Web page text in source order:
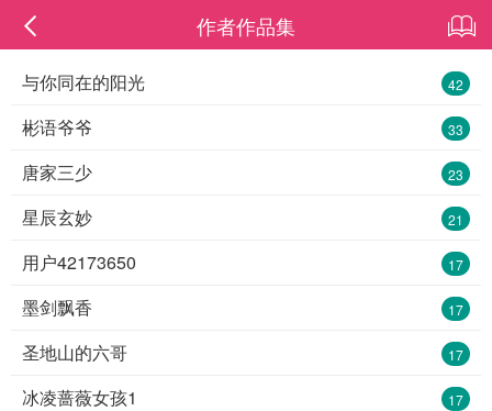
作者作品集
42
与你同在的阳光
33
彬语爷爷
23
唐家三少
21
星辰玄妙
17
用户42173650
17
墨剑飘香
17
圣地山的六哥
17
冰凌蔷薇女孩1